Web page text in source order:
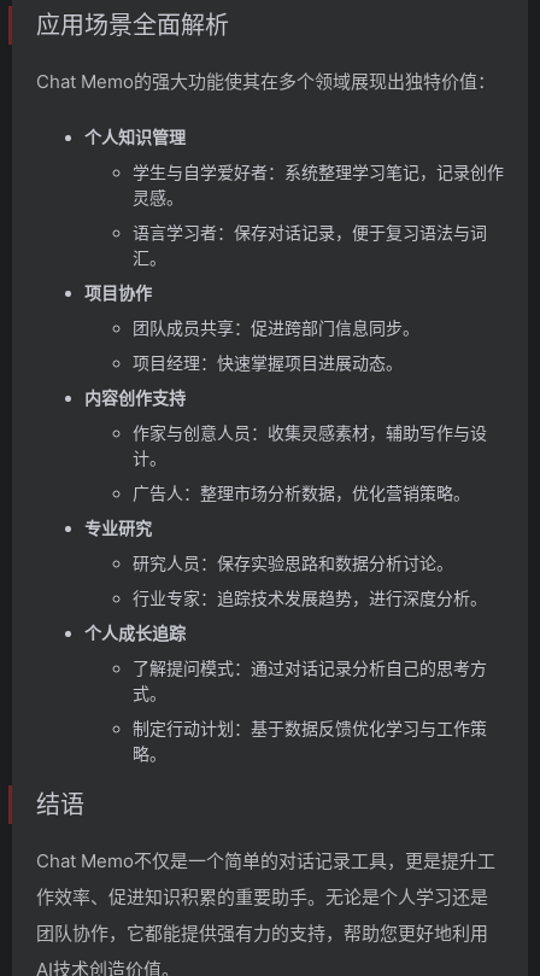
应用场景全面解析
Chat Memo的强大功能使其在多个领域展现出独特价值：
个人知识管理
学生与自学爱好者：系统整理学习笔记，记录创作
灵感。
语言学习者：保存对话记录，便于复习语法与词
汇。
项目协作
团队成员共享：促进跨部门信息同步。
项目经理：快速掌握项目进展动态。
内容创作支持
作家与创意人员：收集灵感素材，辅助写作与设
计。
广告人：整理市场分析数据，优化营销策略。
专业研究
研究人员：保存实验思路和数据分析讨论。
行业专家：追踪技术发展趋势，进行深度分析。
个人成长追踪
了解提问模式：通过对话记录分析自己的思考方
式。
制定行动计划：基于数据反馈优化学习与工作策
略。
结语
Chat Memo不仅是一个简单的对话记录工具，更是提升工
作效率、促进知识积累的重要助手。无论是个人学习还是
团队协作，它都能提供强有力的支持，帮助您更好地利用
AI技术创造价值。